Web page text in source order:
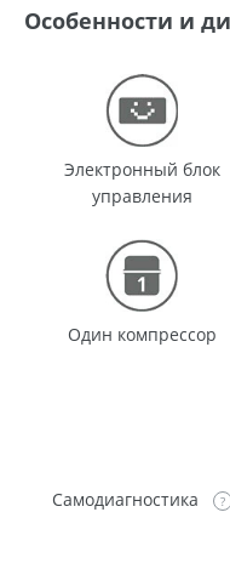
Особенности и
Электронный блок
управления
Один компрессор
Самодиагностика